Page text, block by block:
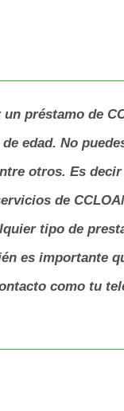
préstamo de
edad. No
otros. Es
de
tipo de
es importante
como tu